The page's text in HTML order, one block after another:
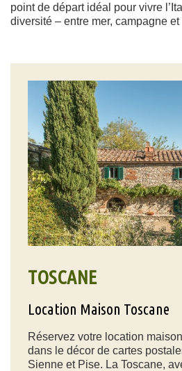
point de départ idéal pour vivre
diversité – entre mer, campagne
TOSCANE
Location Maison Toscane
Réservez votre location
dans le décor de cartes
Sienne et Pise. La Toscane,